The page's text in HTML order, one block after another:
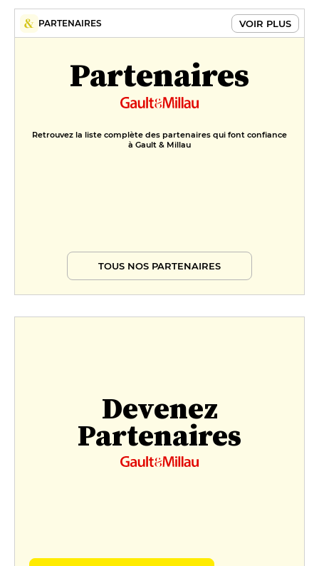
PARTENAIRES VOIR PLUS
Partenaires
Retrouvez la liste complète des partenaires qui font confiance
à Gault & Millau
TOUS NOS PARTENAIRES
Devenez
Partenaires